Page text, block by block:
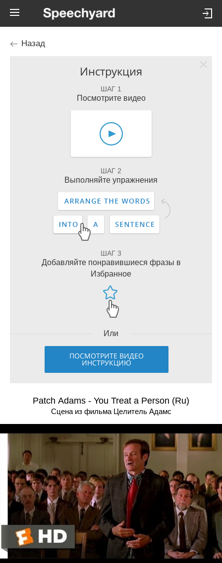
Назад
Инструкция
ШАГ 1
Посмотрите видео
ШАГ 2
Выполняйте упражнения
ШАГ 3
Добавляйте понравившиеся фразы в
Избранное
Или
ПОСМОТРИТЕ ВИДЕО
ИНСТРУКЦИЮ
Patch Adams - You Treat a Person (Ru)
Сцена из фильма Целитель Адамс